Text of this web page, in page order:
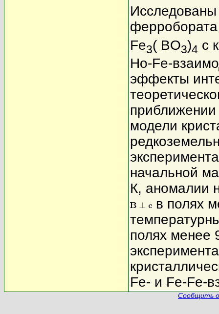
Fe3( BO3)4 с
Ho-Fe-
эффекты
приближении
модели
начальной
К, аномалии
в полях
полях менее
Fe- и Fe-Fe-
Сообщить о